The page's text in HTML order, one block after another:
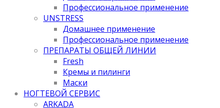
Профессиональное применение
UNSTRESS
Домашнее применение
Профессиональное применение
ПРЕПАРАТЫ ОБЩЕЙ ЛИНИИ
Fresh
Кремы и пилинги
Маски
НОГТЕВОЙ СЕРВИС
ARKADA